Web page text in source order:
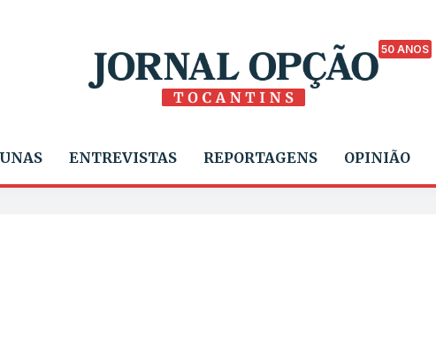
50 ANOS
ENTREVISTAS REPORTAGENS OPINIÃO